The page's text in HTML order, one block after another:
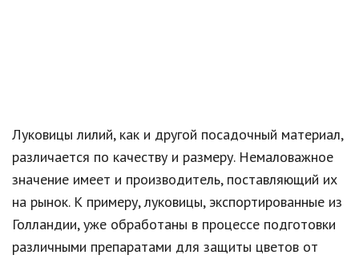
Луковицы лилий, как и другой посадочный материал,
различается по качеству и размеру. Немаловажное
значение имеет и производитель, поставляющий их
на рынок. К примеру, луковицы, экспортированные из
Голландии, уже обработаны в процессе подготовки
различными препаратами для защиты цветов от